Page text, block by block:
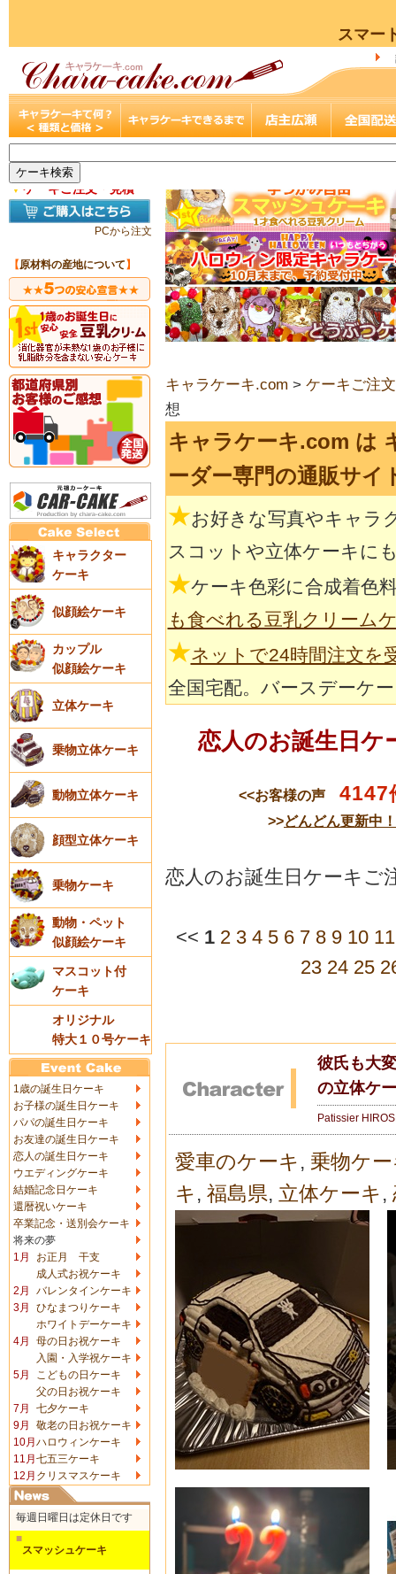
スマー
▼ケーキご注文・見積
PCから注文
【原材料の産地について 】
キャラクター
ケーキ
似顔絵ケーキ
カップル
似顔絵ケーキ
立体ケーキ
乗物立体ケーキ
動物立体ケーキ
顔型立体ケーキ
乗物ケーキ
動物・ペット
似顔絵ケーキ
マスコット付
ケーキ
オリジナル
特大１０号ケーキ
1歳の誕生日ケーキ
お子様の誕生日ケーキ
パパの誕生日ケーキ
お友達の誕生日ケーキ
恋人の誕生日ケーキ
ウエディングケーキ
結婚記念日ケーキ
還暦祝いケーキ
卒業記念・送別会ケーキ
将来の夢
1月
お正月 干支
成人式お祝ケーキ
2月
バレンタインケーキ
3月
ひなまつりケーキ
ホワイトデーケーキ
4月
母の日お祝ケーキ
入園・入学祝ケーキ
5月
こどもの日ケーキ
父の日お祝ケーキ
7月
七夕ケーキ
9月
敬老の日お祝ケーキ
10月 ハロウィンケーキ
11月 七五三ケーキ
12月 クリスマスケーキ
毎週日曜日は定休日です
■
スマッシュケーキ
キャラケーキ.com > ケーキご注
想
キャラケーキ.com は
ーダー専門の通販サイ
★お好きな写真やキャラ
スコットや立体ケーキに
★ケーキ色彩に合成着色
も食べれる豆乳クリーム
★ネットで24時間注文を
全国宅配。バースデーケ
恋人のお誕生日ケ
<<お客様の声 4147
>>どんどん更新中
恋人のお誕生日ケーキご
<< 1 2 3 4 5 6 7 8 9 10 11
23 24 25
彼氏も大
の立体ケ
Patissier
愛車のケーキ , 乗物ケ
キ , 福島県, 立体ケーキ ,